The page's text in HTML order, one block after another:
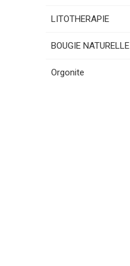
LITOTHERAPIE
BOUGIE NATURELLE
Orgonite